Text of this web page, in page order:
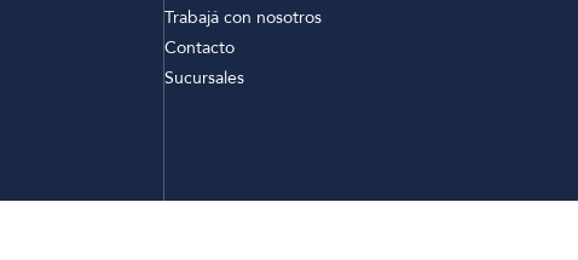
Trabajá con nosotros
Contacto
Sucursales